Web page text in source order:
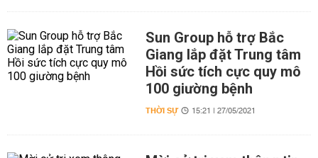
Sun Group hỗ trợ Bắc
Giang lắp đặt Trung tâm
Hồi sức tích cực quy mô
100 giường bệnh
THỜI SỰ 15:21 | 27/05/2021